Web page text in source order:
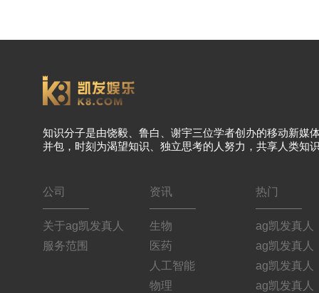
知识分子是由饶毅、鲁白、谢宇三位学者创办的移动新媒
并包，时刻为渴望知识、独立思考的人努力，共享人类知
公司
关于ag凯发真人
服务范围
资讯
生物
医药
人工智能
物理
热门
ag凯发真人
ag凯发真人
ag凯发真人
ag凯发真人